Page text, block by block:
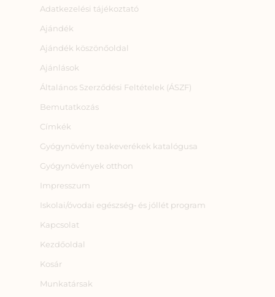
Adatkezelési tájékoztató
Ajándék
Ajándék köszönőoldal
Ajánlások
Általános Szerződési Feltételek (ÁSZF)
Bemutatkozás
Címkék
Gyógynövény teakeverékek katalógusa
Gyógynövények otthon
Impresszum
Iskolai/óvodai egészség‑ és jóllét program
Kapcsolat
Kezdőoldal
Kosár
Munkatársak